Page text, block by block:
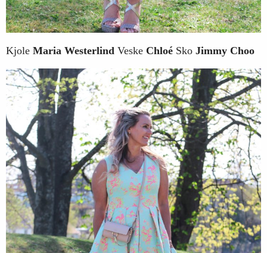
Kjole Maria Westerlind Veske Chloé Sko Jimmy Choo